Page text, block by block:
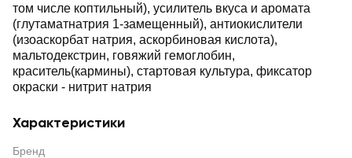
том числе коптильный), усилитель вкуса и аромата
(глутаматнатрия 1-замещенный), антиокислители
(изоаскорбат натрия, аскорбиновая кислота),
мальтодекстрин, говяжий гемоглобин,
краситель(кармины), стартовая культура, фиксатор
окраски - нитрит натрия
Характеристики
Бренд